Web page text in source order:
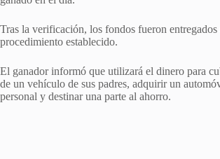
Tras la verificación, los fondos fueron
procedimiento establecido.
El ganador informó que utilizará el dinero para
de un vehículo de sus padres, adquirir un
personal y destinar una parte al ahorro.